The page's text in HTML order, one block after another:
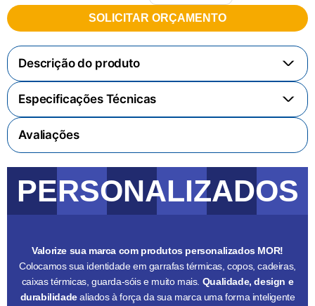
SOLICITAR ORÇAMENTO
Descrição do produto +
Especificações Técnicas +
Avaliações
PERSONALIZADOS
Valorize sua marca com produtos personalizados MOR!
Colocamos sua identidade em garrafas térmicas, copos, cadeiras,
caixas térmicas, guarda-sóis e muito mais. Qualidade, design e
durabilidadealiados à força da sua marca uma forma inteligente